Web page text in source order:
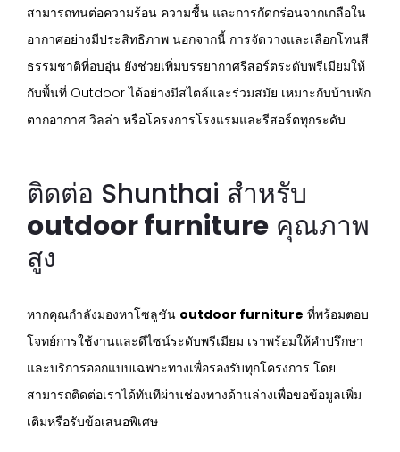
สามารถทนต่อความร้อน ความชื้น และการกัดกร่อนจากเกลือใน
อากาศอย่างมีประสิทธิภาพ นอกจากนี้ การจัดวางและเลือกโทนสี
ธรรมชาติที่อบอุ่น ยังช่วยเพิ่มบรรยากาศรีสอร์ตระดับพรีเมียมให้
กับพื้นที่ Outdoor ได้อย่างมีสไตล์และร่วมสมัย เหมาะกับบ้านพัก
ตากอากาศ วิลล่า หรือโครงการโรงแรมและรีสอร์ตทุกระดับ
ติดต่อ Shunthai สำหรับ
outdoor furniture คุณภาพ
สูง
หากคุณกำลังมองหาโซลูชัน outdoor furniture ที่พร้อมตอบ
โจทย์การใช้งานและดีไซน์ระดับพรีเมียม เราพร้อมให้คำปรึกษา
และบริการออกแบบเฉพาะทางเพื่อรองรับทุกโครงการ โดย
สามารถติดต่อเราได้ทันทีผ่านช่องทางด้านล่างเพื่อขอข้อมูลเพิ่ม
เติมหรือรับข้อเสนอพิเศษ